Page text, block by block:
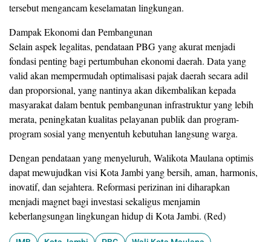
tersebut mengancam keselamatan lingkungan.
Dampak Ekonomi dan Pembangunan
​Selain aspek legalitas, pendataan PBG yang akurat menjadi
fondasi penting bagi pertumbuhan ekonomi daerah. Data yang
valid akan mempermudah optimalisasi pajak daerah secara adil
dan proporsional, yang nantinya akan dikembalikan kepada
masyarakat dalam bentuk pembangunan infrastruktur yang lebih
merata, peningkatan kualitas pelayanan publik dan program-
program sosial yang menyentuh kebutuhan langsung warga.
Dengan pendataan yang menyeluruh, Walikota Maulana optimis
dapat mewujudkan visi Kota Jambi yang bersih, aman, harmonis,
inovatif, dan sejahtera. Reformasi perizinan ini diharapkan
menjadi magnet bagi investasi sekaligus menjamin
keberlangsungan lingkungan hidup di Kota Jambi. (Red)